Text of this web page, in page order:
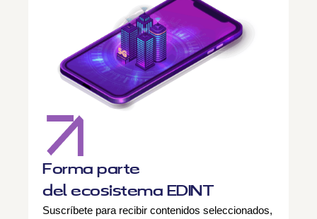
Forma parte
del ecosistema EDINT
Suscríbete para recibir contenidos seleccionados,